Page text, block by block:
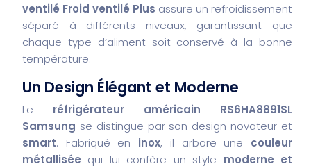
ventilé Froid ventilé Plus assure un refroidissement
séparé à différents niveaux, garantissant que
chaque type d’aliment soit conservé à la bonne
température.
Un Design Élégant et Moderne
Le réfrigérateur américain RS6HA8891SL
Samsung se distingue par son design novateur et
smart. Fabriqué en inox, il arbore une couleur
métallisée qui lui confère un style moderne et